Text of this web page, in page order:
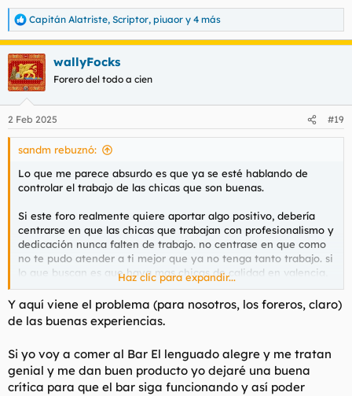
R
e
a
c
c
i
e
s
Capitán Alatriste, Scriptor, piuaor y 4 más
wallyFocks
Forero del todo a cien
2 Feb 2025 #19
sandm rebuznó:
Lo que me parece absurdo es que ya se esté hablando de
controlar el trabajo de las chicas que son buenas.
Si este foro realmente quiere aportar algo positivo, debería
centrarse en que las chicas que trabajan con profesionalismo y
dedicación nunca falten de trabajo. no centrase en que como
no te pudo atender a ti mejor que ya no tenga tanto trabajo. si
lo que buscan es que haya mas chicas de calidad en valencia,
deben entender que esto es una cadena: si para mi una plaza
es buena, la recomendare, pero si no lo es, simplemente no
volveré. en lugar de tratar de limitar nuestro trabajo, deberían
enfocarse en crear un ambiente que motive a mas chicas
Haz clic para expandir...
Y aquí viene el problema (para nosotros, los foreros, claro)
de las buenas experiencias.
Si yo voy a comer al Bar El lenguado alegre y me tratan
genial y me dan buen producto yo dejaré una buena
crítica para que el bar siga funcionando y así poder